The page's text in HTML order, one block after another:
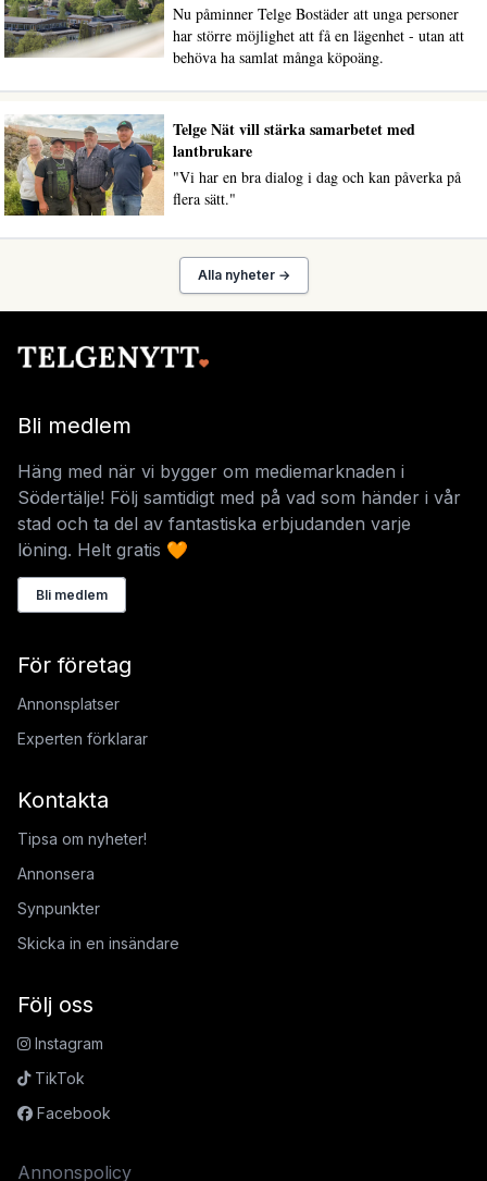
Nu påminner Telge Bostäder att unga personer
har större möjlighet att få en lägenhet - utan att
behöva ha samlat många köpoäng.
Telge Nät vill stärka samarbetet med
lantbrukare
"Vi har en bra dialog i dag och kan påverka på
flera sätt."
Alla nyheter →
Bli medlem
Häng med när vi bygger om mediemarknaden i
Södertälje! Följ samtidigt med på vad som händer i vår
stad och ta del av fantastiska erbjudanden varje
löning. Helt gratis 🧡
Bli medlem
För företag
Annonsplatser
Experten förklarar
Kontakta
Tipsa om nyheter!
Annonsera
Synpunkter
Skicka in en insändare
Följ oss
Instagram
TikTok
Facebook
Annonspolicy